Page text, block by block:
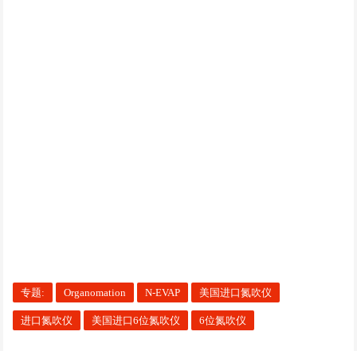
专题: Organomation N-EVAP 美国进口氮吹仪
进口氮吹仪 美国进口6位氮吹仪 6位氮吹仪